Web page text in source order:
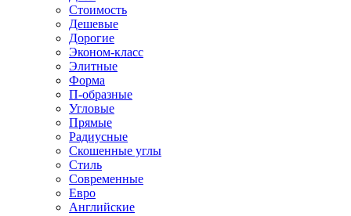
Стоимость
Дешевые
Дорогие
Эконом-класс
Элитные
Форма
П-образные
Угловые
Прямые
Радиусные
Скошенные углы
Стиль
Современные
Евро
Английские